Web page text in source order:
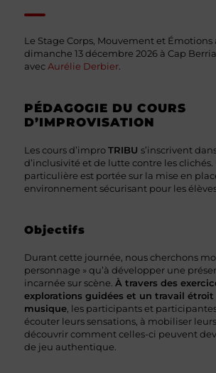
Le Stage Corps, Mouvement et Émotions
dimanche 13 décembre 2026 à Cap
avec Aurélie Derbier
PÉDAGOGIE DU COURS
D’IMPROVISATION
Les cours d’improTRIBU s’inscrivent
d’inclusivité et de lutte contre les
particulière est portée sur la mise en
environnement sécurisant pour les
Objectifs
Durant cette journée, nous cherchons
personnage » qu’à développer une
incarnée sur scène. À travers des
explorations guidées et un travail étroit
musique , les participants et
écouter leurs sensations, à mobiliser
découvrir comment celles-ci peuvent
de jeu authentique.